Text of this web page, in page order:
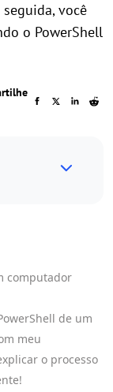
você
o PowerShell
computador
de um
meu
o processo